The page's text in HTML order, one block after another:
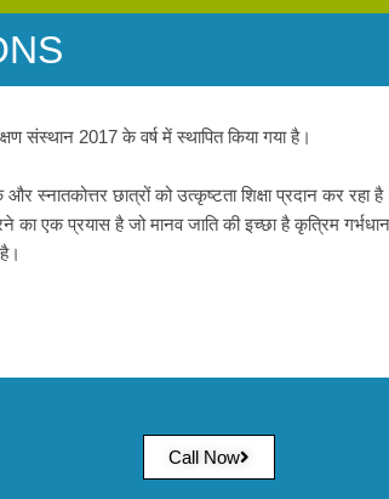
संस्थान 2017 के वर्ष में स्थापित किया गया है।
स्नातकोत्तर छात्रों को उत्कृष्टता शिक्षा प्रदान कर
का एक प्रयास है जो मानव जाति की इच्छा है कृत्रिम
Call Now